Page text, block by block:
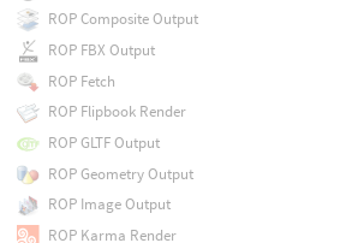
ROP Composite Output
ROP FBX Output
ROP Fetch
ROP Flipbook Render
ROP GLTF Output
ROP Geometry Output
ROP Image Output
ROP Karma Render